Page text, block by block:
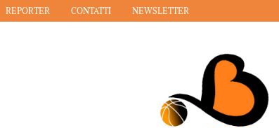
REPORTER CONTATTI NEWSLETTER